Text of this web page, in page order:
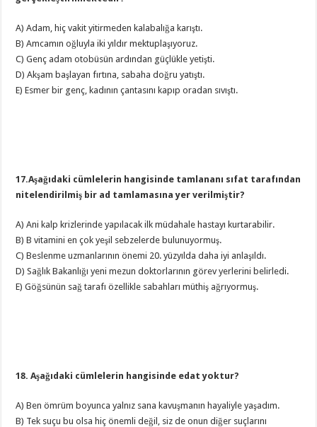
A) Adam, hiç vakit yitirmeden kalabalığa karıştı.
B) Amcamın oğluyla iki yıldır mektuplaşıyoruz.
C) Genç adam otobüsün ardından güçlükle yetişti.
D) Akşam başlayan fırtına, sabaha doğru yatıştı.
E) Esmer bir genç, kadının çantasını kapıp oradan sıvıştı.
17.Aşağıdaki cümlelerin hangisinde tamlananı sıfat tarafından
nitelendirilmiş bir ad tamlamasına yer verilmiştir?
A) Ani kalp krizlerinde yapılacak ilk müdahale hastayı kurtarabilir.
B) B vitamini en çok yeşil sebzelerde bulunuyormuş.
C) Beslenme uzmanlarının önemi 20. yüzyılda daha iyi anlaşıldı.
D) Sağlık Bakanlığı yeni mezun doktorlarının görev yerlerini belirledi.
E) Göğsünün sağ tarafı özellikle sabahları müthiş ağrıyormuş.
18. Aşağıdaki cümlelerin hangisinde edat yoktur?
A) Ben ömrüm boyunca yalnız sana kavuşmanın hayaliyle yaşadım.
B) Tek suçu bu olsa hiç önemli değil, siz de onun diğer suçlarını